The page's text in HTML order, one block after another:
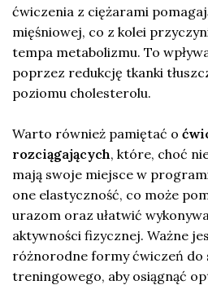
ćwiczenia z ciężarami
mięśniowej, co z kolei
tempa metabolizmu. To
poprzez redukcję tkanki
poziomu cholesterolu.
Warto również pamiętać o
rozciągających, które, choć
mają swoje miejsce w
one elastyczność, co może
urazom oraz ułatwić
aktywności fizycznej. Ważne
różnorodne formy ćwiczeń do
treningowego, aby osiągnąć